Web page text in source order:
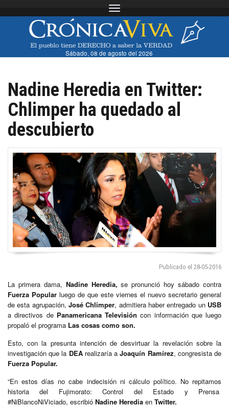
Toggle navigation
Sábado, 08 de agosto del 2026
Nadine Heredia en Twitter:
Chlimper ha quedado al
descubierto
Publicado el 28-05-2016
La primera dama, Nadine Heredia, se pronunció hoy sábado contra
Fuerza Popular luego de que este viernes el nuevo secretario general
de esta agrupación, José Chlimper, admitiera haber entregado un USB
a directivos de Panamericana Televisión con información que luego
propaló el programa Las cosas como son.
Esto, con la presunta intención de desvirtuar la revelación sobre la
investigación que la DEA realizaría aJoaquín Ramírez, congresista de
Fuerza Popular.
“En estos días no cabe indecisión ni cálculo político. No repitamos
historia del Fujimorato: Control del Estado y Prensa
#NiBlancoNiViciado, escribió Nadine Heredia en Twitter.